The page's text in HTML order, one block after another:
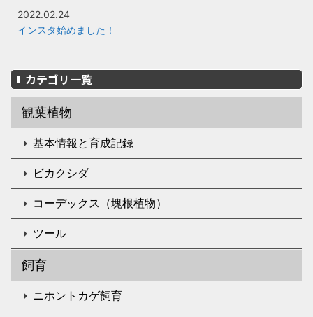
2022.02.24
インスタ始めました！
カテゴリ一覧
観葉植物
基本情報と育成記録
ビカクシダ
コーデックス（塊根植物）
ツール
飼育
ニホントカゲ飼育